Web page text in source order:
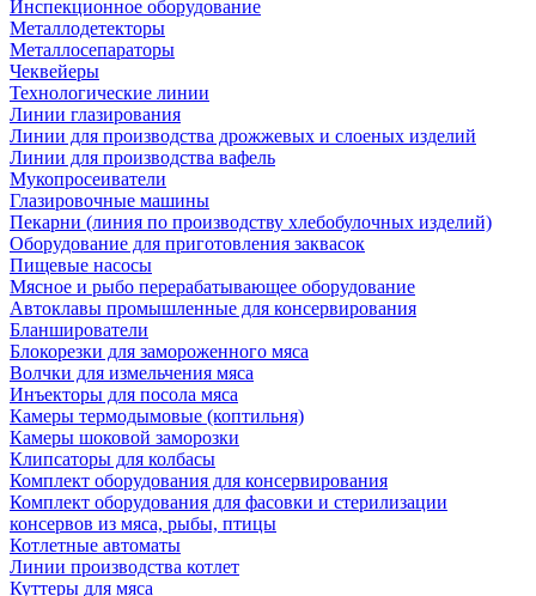
Инспекционное оборудование
Металлодетекторы
Металлосепараторы
Чеквейеры
Технологические линии
Линии глазирования
Линии для производства дрожжевых и слоеных изделий
Линии для производства вафель
Мукопросеиватели
Глазировочные машины
Пекарни (линия по производству хлебобулочных изделий)
Оборудование для приготовления заквасок
Пищевые насосы
Мясное и рыбо перерабатывающее оборудование
Автоклавы промышленные для консервирования
Бланширователи
Блокорезки для замороженного мяса
Волчки для измельчения мяса
Инъекторы для посола мяса
Камеры термодымовые (коптильня)
Камеры шоковой заморозки
Клипсаторы для колбасы
Комплект оборудования для консервирования
Комплект оборудования для фасовки и стерилизации
консервов из мяса, рыбы, птицы
Котлетные автоматы
Линии производства котлет
Куттеры для мяса